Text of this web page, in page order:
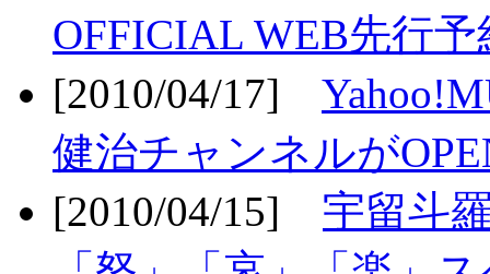
OFFICIAL WEB先行
[2010/04/17]
健治チャンネルが
[2010/04/15] 宇留斗